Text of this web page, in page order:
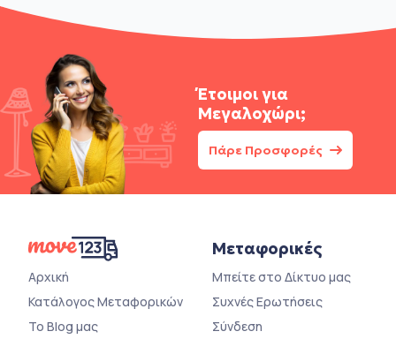
Έτοιμοι για
Μεγαλοχώρι;
Πάρε Προσφορές
Αρχική
Κατάλογος Μεταφορικών
Το Blog μας
Μεταφορικές
Μπείτε στο Δίκτυο μας
Συχνές Ερωτήσεις
Σύνδεση